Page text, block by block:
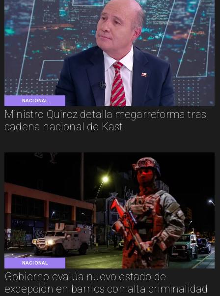
NACIONAL
Ministro Quiroz detalla megarreforma tras
cadena nacional de Kast
NACIONAL
Gobierno evalúa nuevo estado de
excepción en barrios con alta criminalidad